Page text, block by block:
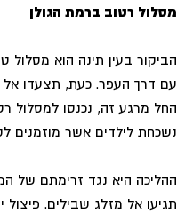
מסלול רטוב ברמת הגולן
הביקור בעין תינה הוא מסלול
עם דרך העפר. כעת, תצעדו
החל מרגע זה, נכנסו למסלול
נשכחת לילדים אשר מוזמנים
תגיעו אל מזלג שבילים.